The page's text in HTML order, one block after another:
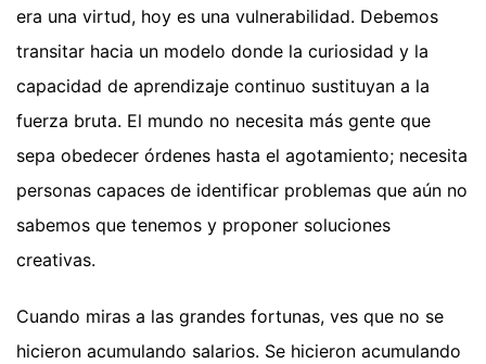
era una virtud, hoy es una vulnerabilidad. Debemos
transitar hacia un modelo donde la curiosidad y la
capacidad de aprendizaje continuo sustituyan a la
fuerza bruta. El mundo no necesita más gente que
sepa obedecer órdenes hasta el agotamiento; necesita
personas capaces de identificar problemas que aún no
sabemos que tenemos y proponer soluciones
creativas.
Cuando miras a las grandes fortunas, ves que no se
hicieron acumulando salarios. Se hicieron acumulando